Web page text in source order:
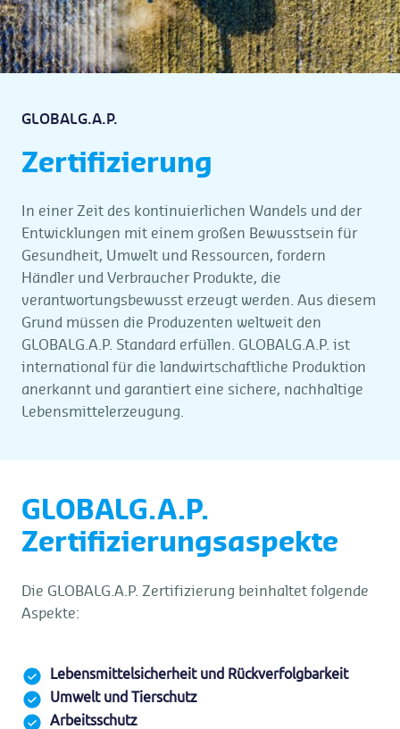
GLOBALG.A.P.
Zertifizierung
In einer Zeit des kontinuierlichen Wandels und der
Entwicklungen mit einem großen Bewusstsein für
Gesundheit, Umwelt und Ressourcen, fordern
Händler und Verbraucher Produkte, die
verantwortungsbewusst erzeugt werden. Aus diesem
Grund müssen die Produzenten weltweit den
GLOBALG.A.P. Standard erfüllen. GLOBALG.A.P. ist
international für die landwirtschaftliche Produktion
anerkannt und garantiert eine sichere, nachhaltige
Lebensmittelerzeugung.
GLOBALG.A.P.
Zertifizierungsaspekte
Die GLOBALG.A.P. Zertifizierung beinhaltet folgende
Aspekte:
Lebensmittelsicherheit und Rückverfolgbarkeit
Umwelt und Tierschutz
Arbeitsschutz